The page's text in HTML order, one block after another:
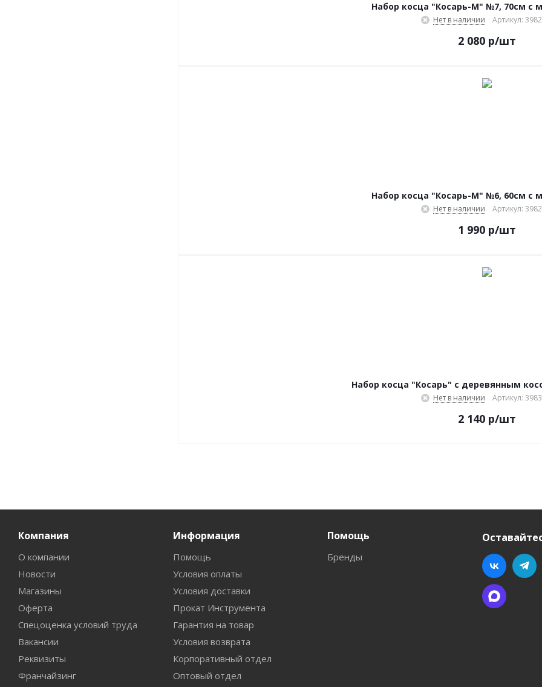
Набор косца "Косарь-М" №7, 70см с
Нет в наличии Артикул:
2 080 р/шт
Набор косца "Косарь-М" №6, 60см с
Нет в наличии Артикул:
1 990 р/шт
Набор косца "Косарь" с деревянным
Нет в наличии Артикул:
2 140 р/шт
Компания
О компании
Новости
Магазины
Оферта
Спецоценка условий труда
Вакансии
Реквизиты
Франчайзинг
Информация
Помощь
Условия оплаты
Условия доставки
Прокат Инструмента
Гарантия на товар
Условия возврата
Корпоративный отдел
Оптовый отдел
Помощь
Бренды